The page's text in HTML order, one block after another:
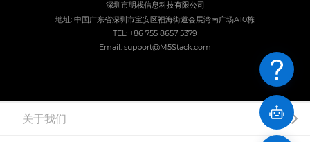
深圳市明栈信息科技有限公司
地址: 中国广东省深圳市宝安区福海街道会展湾南广场A10栋
TEL: +86 755 8657 5379
Email: support@M5Stack.com
关于我们